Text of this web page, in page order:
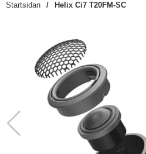
Startsidan Helix Ci7 T20FM-SC
Kanske någon av dessa